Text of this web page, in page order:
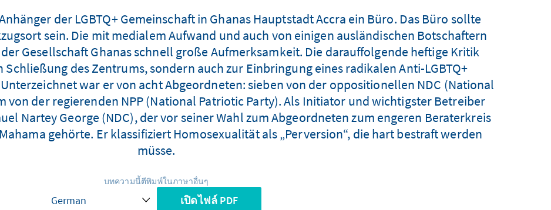
der LGBTQ+ Gemeinschaft in Ghanas Hauptstadt Accra ein Büro. Das Büro sollte
sein. Die mit medialem Aufwand und auch von einigen ausländischen Botschaftern
Gesellschaft Ghanas schnell große Aufmerksamkeit. Die darauffolgende heftige Kritik
des Zentrums, sondern auch zur Einbringung eines radikalen Anti-LGBTQ+
war er von acht Abgeordneten: sieben von der oppositionellen NDC (National
von der regierenden NPP (National Patriotic Party). Als Initiator und wichtigster Betreiber
Nartey George (NDC), der vor seiner Wahl zum Abgeordneten zum engeren Beraterkreis
gehörte. Er klassifiziert Homosexualität als „Perversion“, die hart bestraft werden
müsse.
บทความนี้ตีพิมพ์ในภาษาอื่นๆ
เปิดไฟล์ PDF